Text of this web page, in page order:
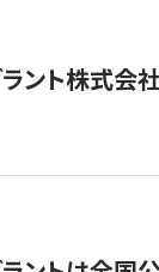
ント株式会